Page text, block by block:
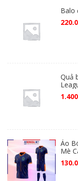
Balo
Quả
Áo
Mè